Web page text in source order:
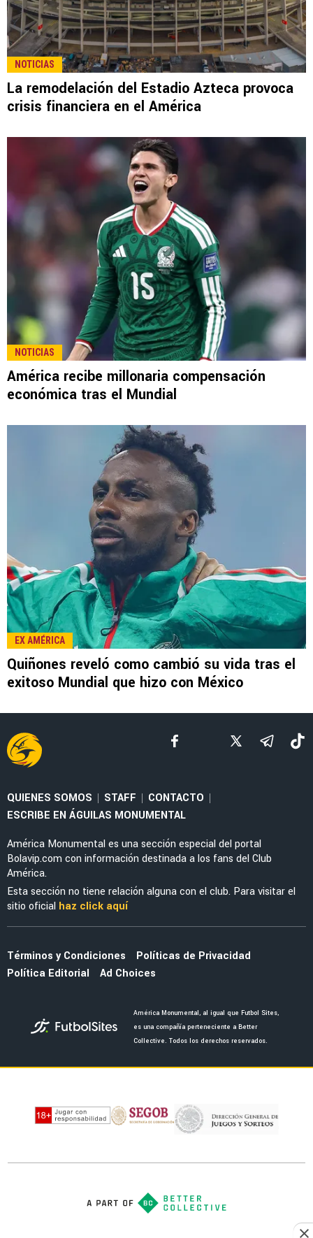
LEE TAMBIÉN
SELECCIÓN MEXICANA
Julián Quiñones habló de su polémica salida
ante Inglaterra
La remodelación del Estadio Azteca provoca